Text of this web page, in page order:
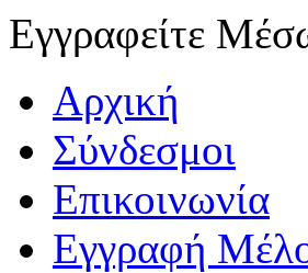
Εγγραφείτε
Αρχική
Σύνδεσμοι
Επικοινωνία
Εγγραφή